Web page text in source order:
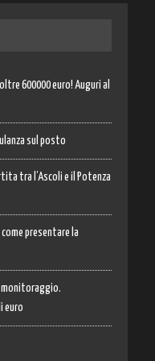
600000 euro! Auguri al
sul posto
tra l’Ascoli e il Potenza
come presentare la
monitoraggio.
euro